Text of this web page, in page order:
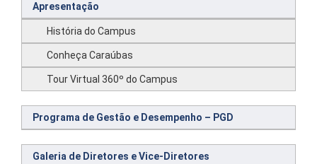
Apresentação
História do Campus
Conheça Caraúbas
Tour Virtual 360º do Campus
Programa de Gestão e Desempenho – PGD
Galeria de Diretores e Vice-Diretores